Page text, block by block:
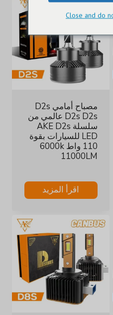
مصباح أمامي D2s
D2s D2s عالمي من
سلسلة AKE D2s
LED للسيارات بقوة
110 واط 6000k
11000LM
اقرأ المزيد
Close and do